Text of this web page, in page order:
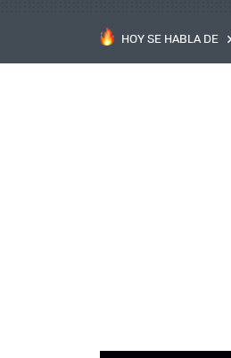
HOY SE HABLA DE